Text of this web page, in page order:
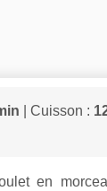
| Cuisson :
en